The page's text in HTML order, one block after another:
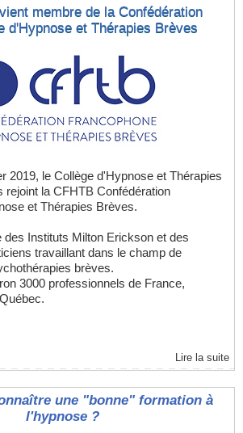
membre de la Confédération
d'Hypnose et Thérapies Brèves
2019, le Collège d'Hypnose et Thérapies
rejoint la CFHTB Confédération
et Thérapies Brèves.
des Instituts Milton Erickson et des
travaillant dans le champ de
brèves.
3000 professionnels de France,
Lire la suite
une "bonne" formation à
l'hypnose ?